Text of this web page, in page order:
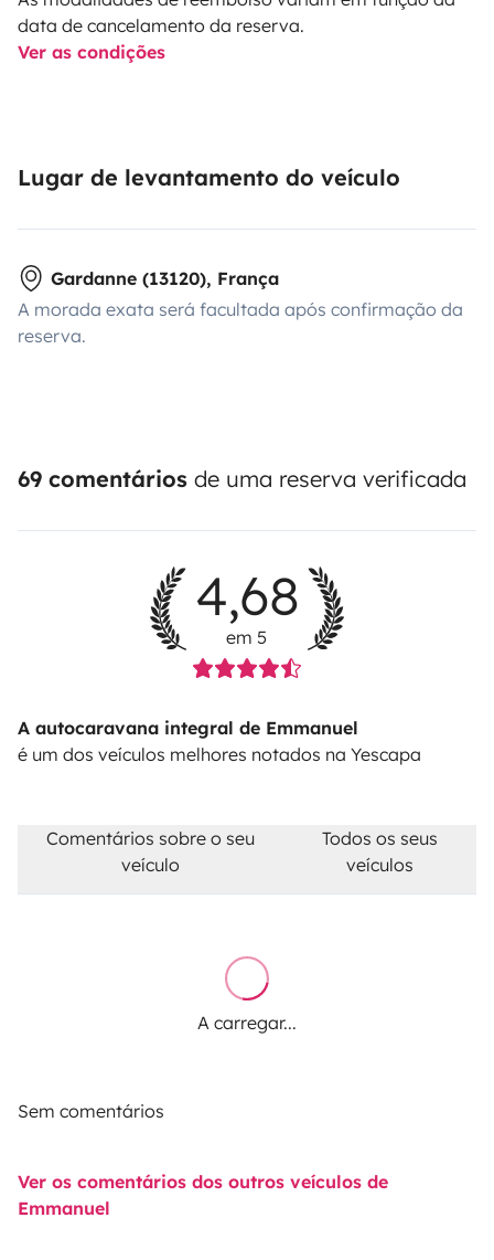
data de cancelamento da reserva.
Ver as condições
Lugar de levantamento do veículo
Gardanne (13120), França
A morada exata será facultada após confirmação da
reserva.
69 comentários de uma reserva verificada
4,68
em 5
A autocaravana integral de Emmanuel
é um dos veículos melhores notados na Yescapa
Comentários sobre o seu
veículo
Todos os seus
veículos
A carregar...
Sem comentários
Ver os comentários dos outros veículos de
Emmanuel